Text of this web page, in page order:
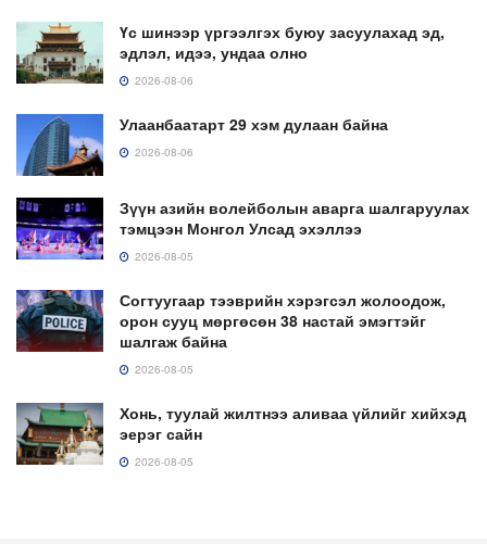
Үс шинээр үргээлгэх буюу засуулахад эд,
эдлэл, идээ, ундаа олно
2026-08-06
Улаанбаатарт 29 хэм дулаан байна
2026-08-06
Зүүн азийн волейболын аварга шалгаруулах
тэмцээн Монгол Улсад эхэллээ
2026-08-05
Согтуугаар тээврийн хэрэгсэл жолоодож,
орон сууц мөргөсөн 38 настай эмэгтэйг
шалгаж байна
2026-08-05
Хонь, туулай жилтнээ аливаа үйлийг хийхэд
эерэг сайн
2026-08-05